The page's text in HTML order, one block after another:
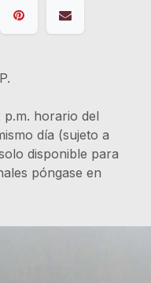
IVA
p.m. horario del
día (sujeto a
disponible para
póngase en